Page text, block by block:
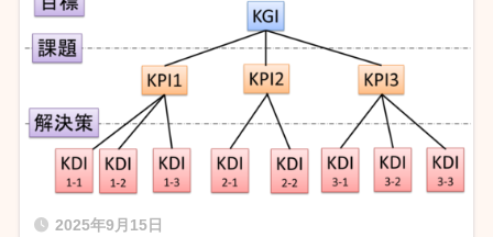
2025年9月15日